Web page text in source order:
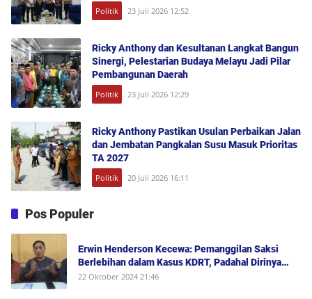
Politik 23 Juli 2026 12:52
Ricky Anthony dan Kesultanan Langkat Bangun
Sinergi, Pelestarian Budaya Melayu Jadi Pilar
Pembangunan Daerah
Politik 23 Juli 2026 12:29
Ricky Anthony Pastikan Usulan Perbaikan Jalan
dan Jembatan Pangkalan Susu Masuk Prioritas
TA 2027
Politik 20 Juli 2026 16:11
Pos Populer
Erwin Henderson Kecewa: Pemanggilan Saksi
Berlebihan dalam Kasus KDRT, Padahal Dirinya
Saksi Peristiwa dan Tidak Berada di Tempat
22 Oktober 2024 21:46